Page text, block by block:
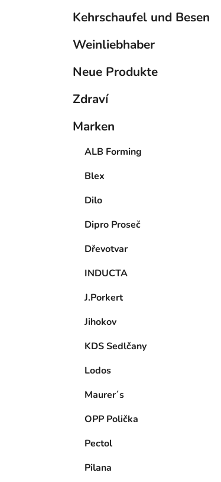
Kehrschaufel und Besen
Weinliebhaber
Neue Produkte
Zdraví
Marken
ALB Forming
Blex
Dilo
Dipro Proseč
Dřevotvar
INDUCTA
J.Porkert
Jihokov
KDS Sedlčany
Lodos
Maurer´s
OPP Polička
Pectol
Pilana